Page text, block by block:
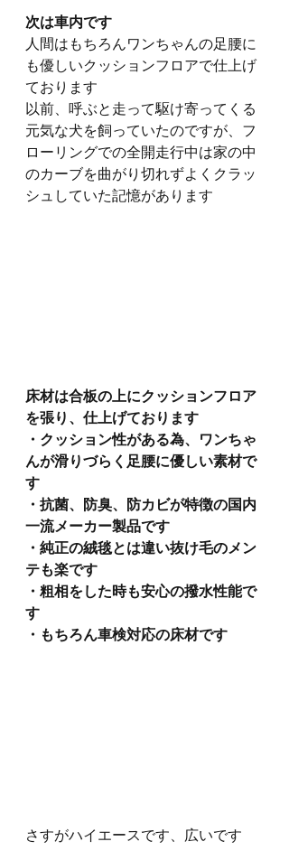
次は車内です
人間はもちろんワンちゃんの足腰に
も優しいクッションフロアで仕上げ
ております
以前、呼ぶと走って駆け寄ってくる
元気な犬を飼っていたのですが、フ
ローリングでの全開走行中は家の中
のカーブを曲がり切れずよくクラッ
シュしていた記憶があります
床材は合板の上にクッションフロア
を張り、仕上げております
・クッション性がある為、ワンちゃ
んが滑りづらく足腰に優しい素材で
す
・抗菌、防臭、防カビが特徴の国内
一流メーカー製品です
・純正の絨毯とは違い抜け毛のメン
テも楽です
・粗相をした時も安心の撥水性能で
す
・もちろん車検対応の床材です
さすがハイエースです、広いです